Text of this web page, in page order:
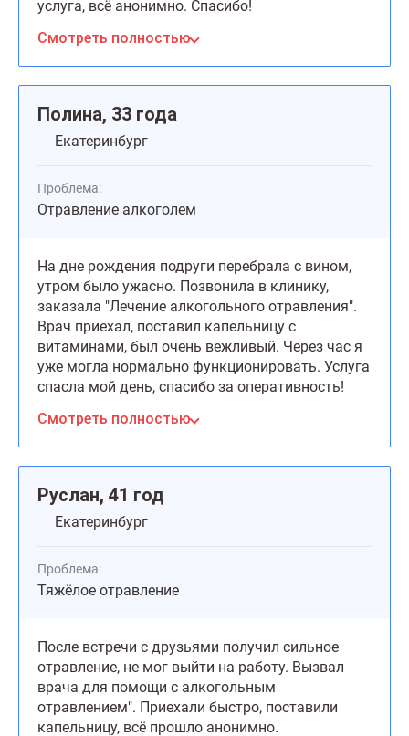
услуга, всё анонимно. Спасибо!
Смотреть полностью
Полина, 33 года
Екатеринбург
Проблема:
Отравление алкоголем
На дне рождения подруги перебрала с вином,
утром было ужасно. Позвонила в клинику,
заказала "Лечение алкогольного отравления".
Врач приехал, поставил капельницу с
витаминами, был очень вежливый. Через час я
уже могла нормально функционировать. Услуга
спасла мой день, спасибо за оперативность!
Смотреть полностью
Руслан, 41 год
Екатеринбург
Проблема:
Тяжёлое отравление
После встречи с друзьями получил сильное
отравление, не мог выйти на работу. Вызвал
врача для помощи с алкогольным
отравлением". Приехали быстро, поставили
капельницу, всё прошло анонимно.